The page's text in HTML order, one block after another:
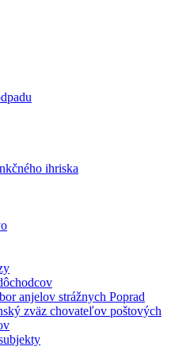
ihriska
anjelov strážnych Poprad
zväz chovateľov poštových